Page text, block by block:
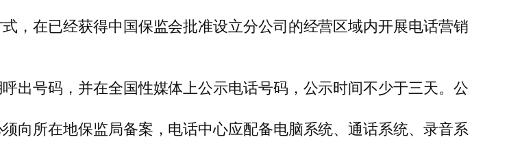
，在已经获得中国保监会批准设立分公司的经营区域内开展电话营销
出号码，并在全国性媒体上公示电话号码，公示时间不少于三天。公
向所在地保监局备案，电话中心应配备电脑系统、通话系统、录音系